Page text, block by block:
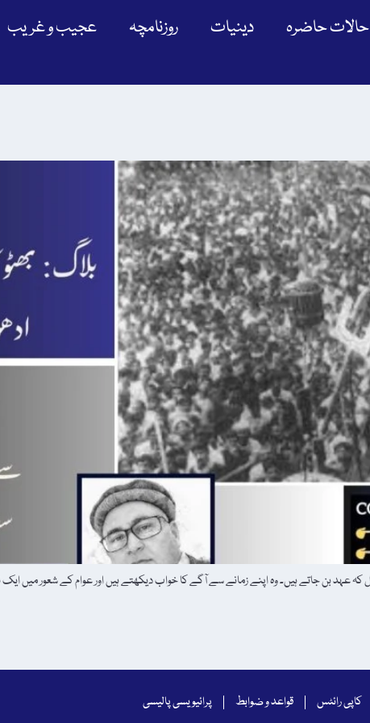
حالات حاضرہ دینیات روزنامچہ عجیب و غریب
کاپی رائٹس قواعد و ضوابط پرائیویسی پالیسی